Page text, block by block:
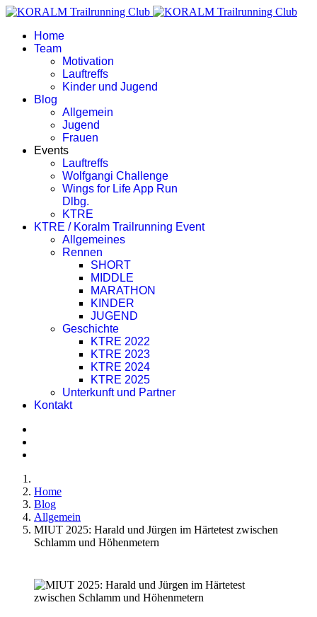
Home
Team
Motivation
Lauftreffs
Kinder und Jugend
Blog
Allgemein
Jugend
Frauen
Events
Lauftreffs
Wolfgangi Challenge
Wings for Life App Run
Dlbg.
KTRE
KTRE / Koralm Trailrunning Event
Allgemeines
Rennen
SHORT
MIDDLE
MARATHON
KINDER
JUGEND
Geschichte
KTRE 2022
KTRE 2023
KTRE 2024
KTRE 2025
Unterkunft und Partner
Kontakt
Home
Blog
Allgemein
MIUT 2025: Harald und Jürgen im Härtetest zwischen
Schlamm und Höhenmetern